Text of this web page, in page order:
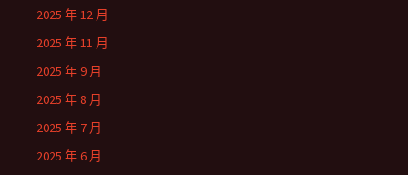
2025 年 12 月
2025 年 11 月
2025 年 9 月
2025 年 8 月
2025 年 7 月
2025 年 6 月